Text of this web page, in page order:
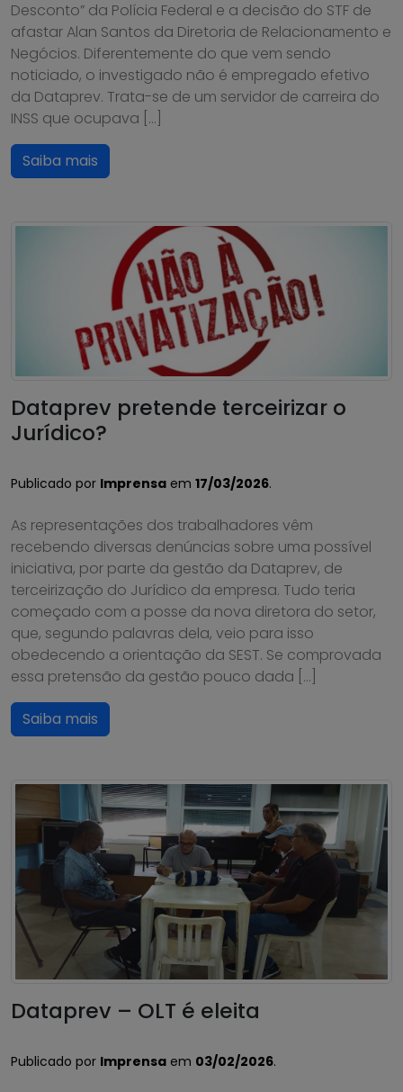
Desconto” da Polícia Federal e a decisão do STF de
afastar Alan Santos da Diretoria de Relacionamento e
Negócios. Diferentemente do que vem sendo
noticiado, o investigado não é empregado efetivo
da Dataprev. Trata-se de um servidor de carreira do
INSS que ocupava […]
Saiba mais
Dataprev pretende terceirizar o
Jurídico?
Publicado por Imprensa em 17/03/2026.
As representações dos trabalhadores vêm
recebendo diversas denúncias sobre uma possível
iniciativa, por parte da gestão da Dataprev, de
terceirização do Jurídico da empresa. Tudo teria
começado com a posse da nova diretora do setor,
que, segundo palavras dela, veio para isso
obedecendo a orientação da SEST. Se comprovada
essa pretensão da gestão pouco dada […]
Saiba mais
Dataprev – OLT é eleita
Publicado por Imprensa em 03/02/2026.